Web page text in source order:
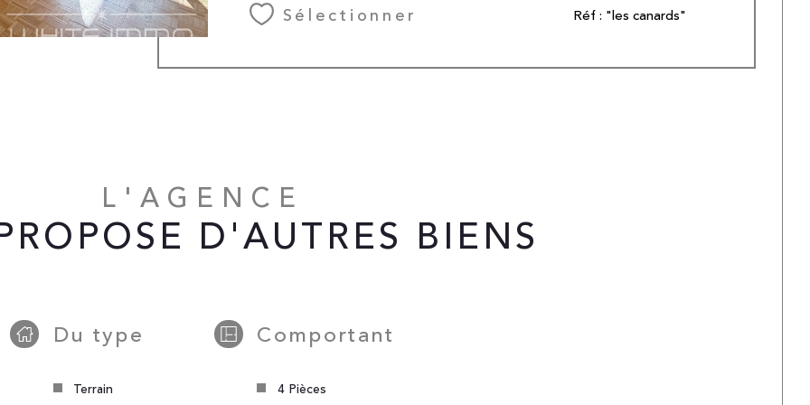
2...
Sélectionner Réf : "les canards"
L'AGENCE
D'AUTRES BIENS
Du type
Terrain
Comportant
4 Pièces